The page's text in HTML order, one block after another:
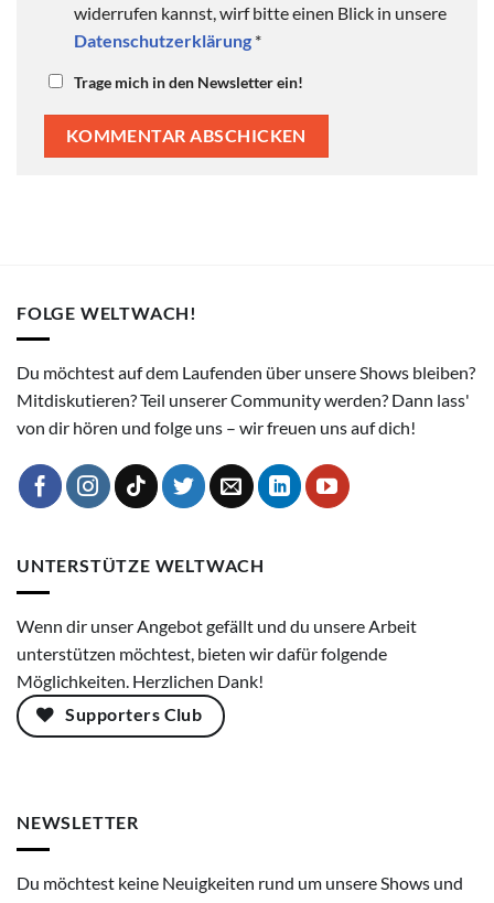
widerrufen kannst, wirf bitte einen Blick in unsere
Datenschutzerklärung *
Trage mich in den Newsletter ein!
FOLGE WELTWACH!
Du möchtest auf dem Laufenden über unsere Shows bleiben?
Mitdiskutieren? Teil unserer Community werden? Dann lass'
von dir hören und folge uns – wir freuen uns auf dich!
UNTERSTÜTZE WELTWACH
Wenn dir unser Angebot gefällt und du unsere Arbeit
unterstützen möchtest, bieten wir dafür folgende
Möglichkeiten. Herzlichen Dank!
Supporters Club
NEWSLETTER
Du möchtest keine Neuigkeiten rund um unsere Shows und